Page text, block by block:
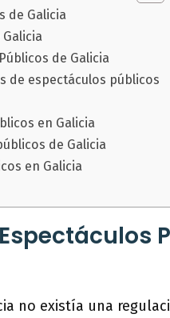
de Galicia
de Galicia
de espectáculos públicos
en Galicia
de Galicia
en Galicia
no existía una